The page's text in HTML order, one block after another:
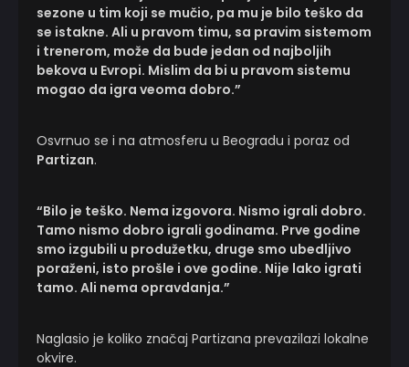
sezone u tim koji se mučio, pa mu je bilo teško da
se istakne. Ali u pravom timu, sa pravim sistemom
i trenerom, može da bude jedan od najboljih
bekova u Evropi. Mislim da bi u pravom sistemu
mogao da igra veoma dobro.”
Osvrnuo se i na atmosferu u Beogradu i poraz od
Partizan.
“Bilo je teško. Nema izgovora. Nismo igrali dobro.
Tamo nismo dobro igrali godinama. Prve godine
smo izgubili u produžetku, druge smo ubedljivo
poraženi, isto prošle i ove godine. Nije lako igrati
tamo. Ali nema opravdanja.”
Naglasio je koliko značaj Partizana prevazilazi lokalne
okvire.